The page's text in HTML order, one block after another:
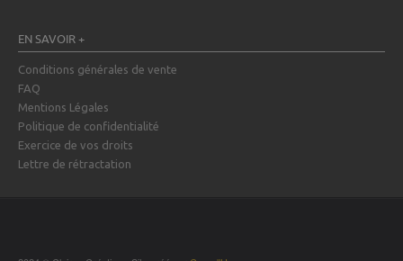
EN SAVOIR +
Conditions générales de vente
FAQ
Mentions Légales
Politique de confidentialité
Exercice de vos droits
Lettre de rétractation